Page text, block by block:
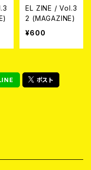
EL ZINE / Vol.3
2 (MAGAZINE)
¥600
ポスト